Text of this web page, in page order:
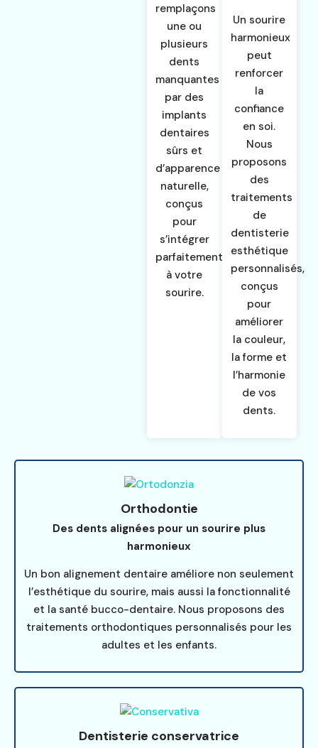
remplaçons
une ou
plusieurs
dents
manquantes
par des
implants
dentaires
sûrs et
d’apparence
naturelle,
conçus
pour
s’intégrer
parfaitement
à votre
sourire.
Un sourire
harmonieux
peut
renforcer
la
confiance
en soi.
Nous
proposons
des
traitements
de
dentisterie
esthétique
personnalisés,
conçus
pour
améliorer
la couleur,
la forme et
l’harmonie
de vos
dents.
Orthodontie
Des dents alignées pour un sourire plus
harmonieux
Un bon alignement dentaire améliore non seulement
l’esthétique du sourire, mais aussi la fonctionnalité
et la santé bucco-dentaire. Nous proposons des
traitements orthodontiques personnalisés pour les
adultes et les enfants.
Dentisterie conservatrice